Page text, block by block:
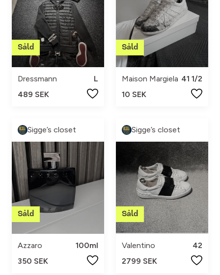
Dressmann
L
489 SEK
Maison Margiela 41 1/2
10 SEK
Sigge’s closet
Azzaro
100ml
350 SEK
Sigge’s closet
Valentino
42
2799 SEK